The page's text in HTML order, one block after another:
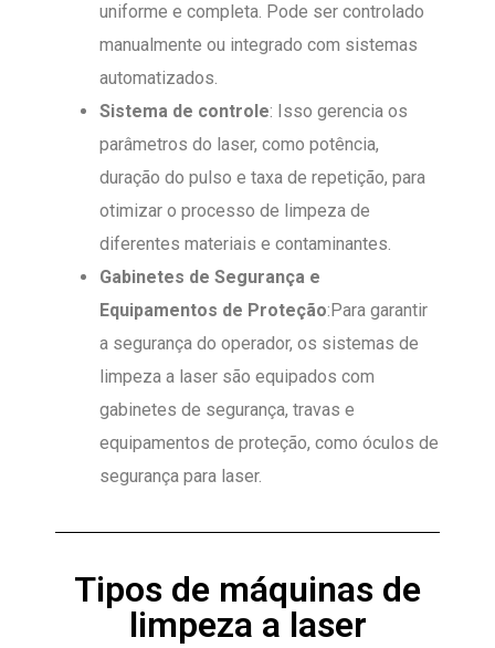
uniforme e completa. Pode ser controlado
manualmente ou integrado com sistemas
automatizados.
Sistema de controle: Isso gerencia os
parâmetros do laser, como potência,
duração do pulso e taxa de repetição, para
otimizar o processo de limpeza de
diferentes materiais e contaminantes.
Gabinetes de Segurança e
Equipamentos de Proteção:Para garantir
a segurança do operador, os sistemas de
limpeza a laser são equipados com
gabinetes de segurança, travas e
equipamentos de proteção, como óculos de
segurança para laser.
Tipos de máquinas de
limpeza a laser